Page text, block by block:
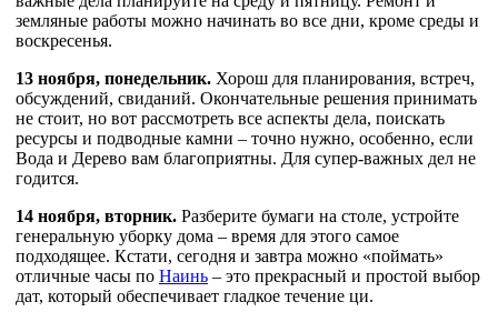
земляные работы можно начинать во все дни, кроме среды и
воскресенья.
13 ноября, понедельник. Хорош для планирования, встреч,
обсуждений, свиданий. Окончательные решения принимать
не стоит, но вот рассмотреть все аспекты дела, поискать
ресурсы и подводные камни – точно нужно, особенно, если
Вода и Дерево вам благоприятны. Для супер-важных дел не
годится.
14 ноября, вторник. Разберите бумаги на столе, устройте
генеральную уборку дома – время для этого самое
подходящее. Кстати, сегодня и завтра можно «поймать»
отличные часы по Наинь – это прекрасный и простой выбор
дат, который обеспечивает гладкое течение ци.